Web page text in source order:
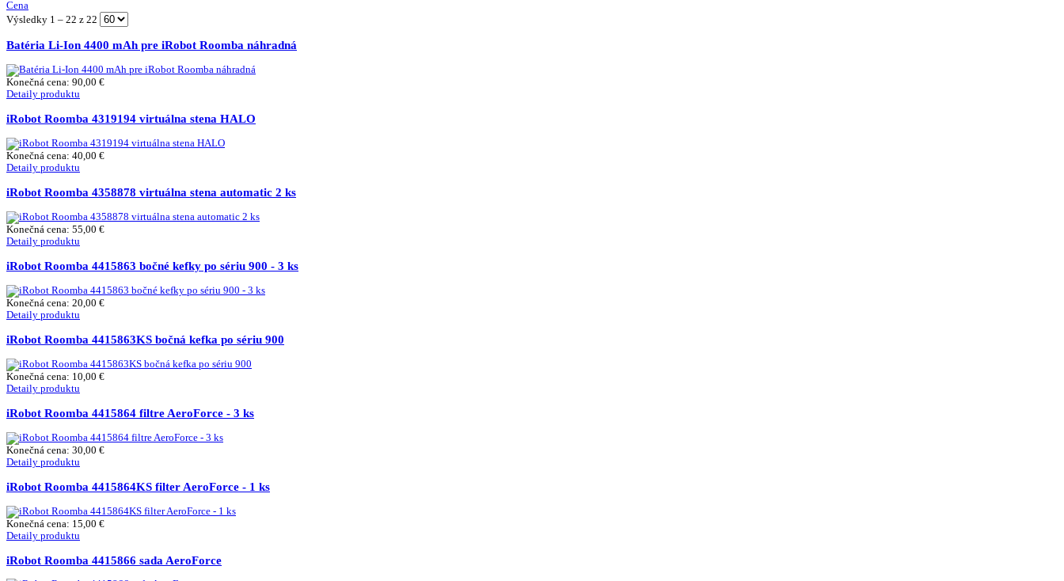
Cena
Výsledky 1 – 22 z 22
Batéria Li-Ion 4400 mAh pre iRobot Roomba náhradná
Konečná cena: 90,00 €
Detaily produktu
iRobot Roomba 4319194 virtuálna stena HALO
Konečná cena: 40,00 €
Detaily produktu
iRobot Roomba 4358878 virtuálna stena automatic 2 ks
Konečná cena: 55,00 €
Detaily produktu
iRobot Roomba 4415863 bočné kefky po sériu 900 - 3 ks
Konečná cena: 20,00 €
Detaily produktu
iRobot Roomba 4415863KS bočná kefka po sériu 900
Konečná cena: 10,00 €
Detaily produktu
iRobot Roomba 4415864 filtre AeroForce - 3 ks
Konečná cena: 30,00 €
Detaily produktu
iRobot Roomba 4415864KS filter AeroForce - 1 ks
Konečná cena: 15,00 €
Detaily produktu
iRobot Roomba 4415866 sada AeroForce